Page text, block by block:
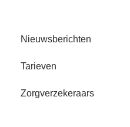
Nieuwsberichten
Tarieven
Zorgverzekeraars